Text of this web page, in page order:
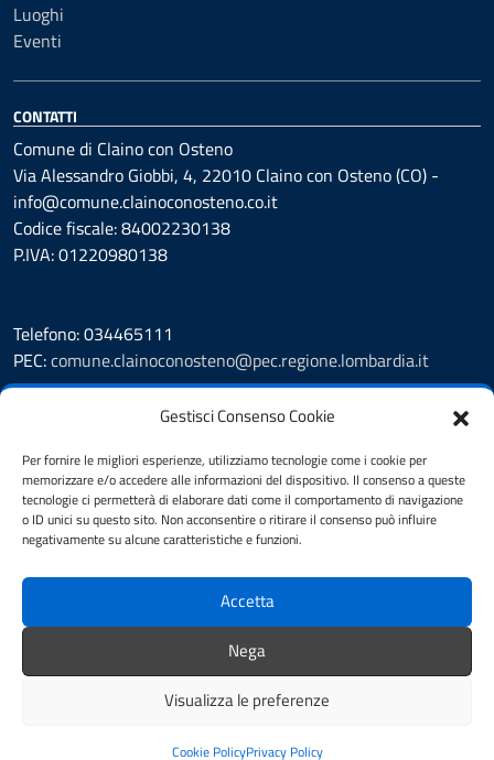
Gestisci Consenso Cookie
Per fornire le migliori esperienze, utilizziamo tecnologie come i cookie per
memorizzare e/o accedere alle informazioni del dispositivo. Il consenso a queste
tecnologie ci permetterà di elaborare dati come il comportamento di navigazione
o ID unici su questo sito. Non acconsentire o ritirare il consenso può influire
negativamente su alcune caratteristiche e funzioni.
Accetta
Nega
Visualizza le preferenze
Cookie PolicyPrivacy Policy
Luoghi
Eventi
CONTATTI
Comune di Claino con Osteno
Via Alessandro Giobbi, 4, 22010 Claino con Osteno (CO) -
info@comune.clainoconosteno.co.it
Codice fiscale: 84002230138
P.IVA: 01220980138
Telefono: 034465111
PEC:comune.clainoconosteno@pec.regione.lombardia.it
Prenotazione appuntamento
Segnalazione disservizio
Amministrazione Trasparente
Albo Pretorio
Informativa privacy
Note legali
Dichiarazione di accessibilità
Feedback accessibilità
Credits